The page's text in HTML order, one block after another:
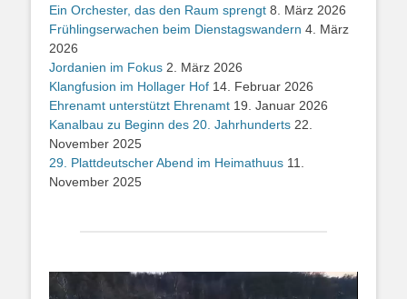
Ein Orchester, das den Raum sprengt 8. März 2026
Frühlingserwachen beim Dienstagswandern 4. März
2026
Jordanien im Fokus 2. März 2026
Klangfusion im Hollager Hof 14. Februar 2026
Ehrenamt unterstützt Ehrenamt 19. Januar 2026
Kanalbau zu Beginn des 20. Jahrhunderts 22.
November 2025
29. Plattdeutscher Abend im Heimathuus 11.
November 2025